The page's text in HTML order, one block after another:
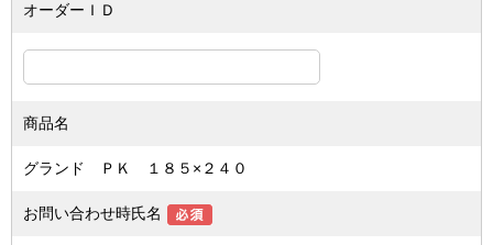
オーダーＩＤ
商品名
グランド ＰＫ １８５×２４０
お問い合わせ時氏名